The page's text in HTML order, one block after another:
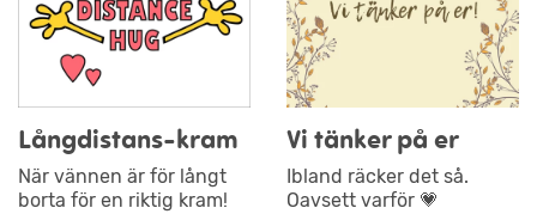
Långdistans-kram
När vännen är för långt
borta för en riktig kram!
Vi tänker på er
Ibland räcker det så.
Oavsett varför 💗